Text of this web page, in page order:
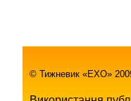
© Тижневик «EХO»